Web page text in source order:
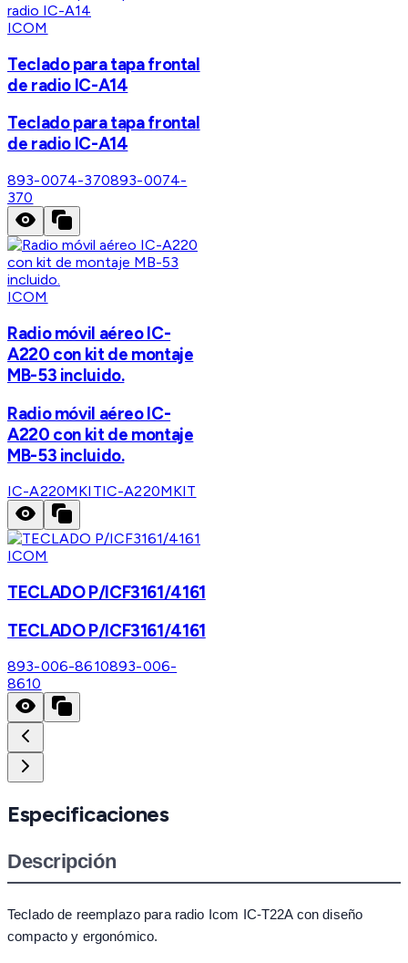
ICOM
Teclado para tapa frontal
de radio IC-A14
Teclado para tapa frontal
de radio IC-A14
893-0074-370893-0074-
370
ICOM
Radio móvil aéreo IC-
A220 con kit de montaje
MB-53 incluido.
Radio móvil aéreo IC-
A220 con kit de montaje
MB-53 incluido.
IC-A220MKITIC-A220MKIT
ICOM
TECLADO P/ICF3161/4161
TECLADO P/ICF3161/4161
893-006-8610893-006-
8610
Especificaciones
Descripción
Teclado de reemplazo para radio Icom IC-T22A con diseño
compacto y ergonómico.